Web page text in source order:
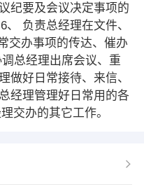
纪要及会议决定事项的
负责总经理在文件、
交办事项的传达、催办
总经理出席会议、重
做好日常接待、来信、
经理管理好日常用的各
交办的其它工作。